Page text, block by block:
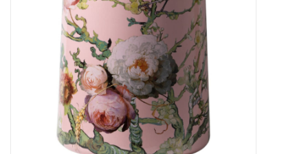
Hebbedingen
Thee, Koffie & wat Lekkers
Wenskaarten